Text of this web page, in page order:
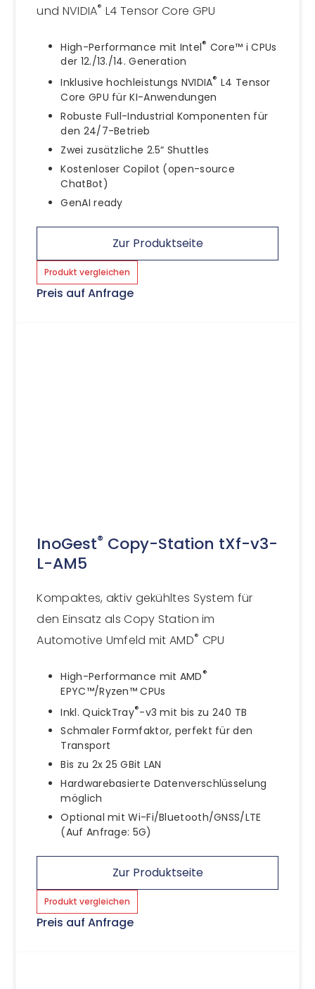
und NVIDIA® L4 Tensor Core GPU
High-Performance mit Intel® Core™ i CPUs
der 12./13./14. Generation
Inklusive hochleistungs NVIDIA® L4 Tensor
Core GPU für KI-Anwendungen
Robuste Full-Industrial Komponenten für
den 24/7-Betrieb
Zwei zusätzliche 2.5“ Shuttles
Kostenloser Copilot (open-source
ChatBot)
GenAI ready
Zur Produktseite
Produkt vergleichen
Preis auf Anfrage
InoGest® Copy-Station tXf-v3-
L-AM5
Kompaktes, aktiv gekühltes System für
den Einsatz als Copy Station im
Automotive Umfeld mit AMD® CPU
High-Performance mit AMD®
EPYC™/Ryzen™ CPUs
Inkl. QuickTray®-v3 mit bis zu 240 TB
Schmaler Formfaktor, perfekt für den
Transport
Bis zu 2x 25 GBit LAN
Hardwarebasierte Datenverschlüsselung
möglich
Optional mit Wi-Fi/Bluetooth/GNSS/LTE
(Auf Anfrage: 5G)
Zur Produktseite
Produkt vergleichen
Preis auf Anfrage